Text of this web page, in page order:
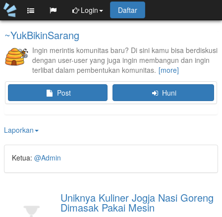
Login Daftar
~YukBikinSarang
Ingin merintis komunitas baru? Di sini kamu bisa berdiskusi
dengan user-user yang juga ingin membangun dan ingin
terlibat dalam pembentukan komunitas.
Post Huni
Laporkan
Ketua: @Admin
Uniknya Kuliner Jogja Nasi Goreng
Dimasak Pakai Mesin